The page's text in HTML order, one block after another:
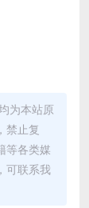
为本站原
禁止复
等各类媒
可联系我